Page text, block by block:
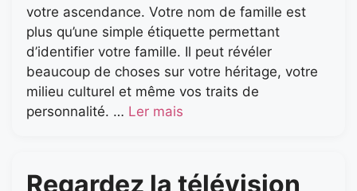
votre ascendance. Votre nom de famille est
plus qu’une simple étiquette permettant
d’identifier votre famille. Il peut révéler
beaucoup de choses sur votre héritage, votre
milieu culturel et même vos traits de
personnalité. … Ler mais
Regardez la télévision